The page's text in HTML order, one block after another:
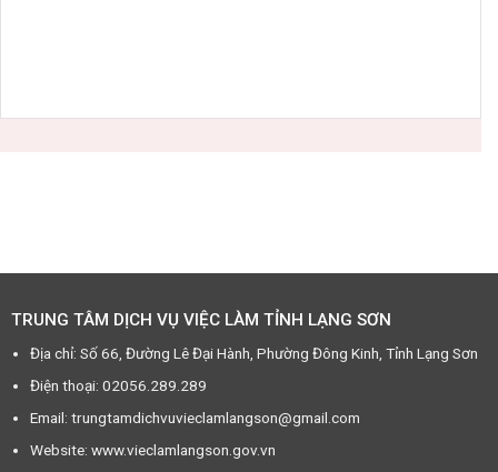
TRUNG TÂM DỊCH VỤ VIỆC LÀM TỈNH LẠNG SƠN
Địa chỉ: Số 66, Đường Lê Đại Hành, Phường Đông Kinh, Tỉnh Lạng Sơn
Điện thoại: 02056.289.289
Email: trungtamdichvuvieclamlangson@gmail.com
Website: www.vieclamlangson.gov.vn